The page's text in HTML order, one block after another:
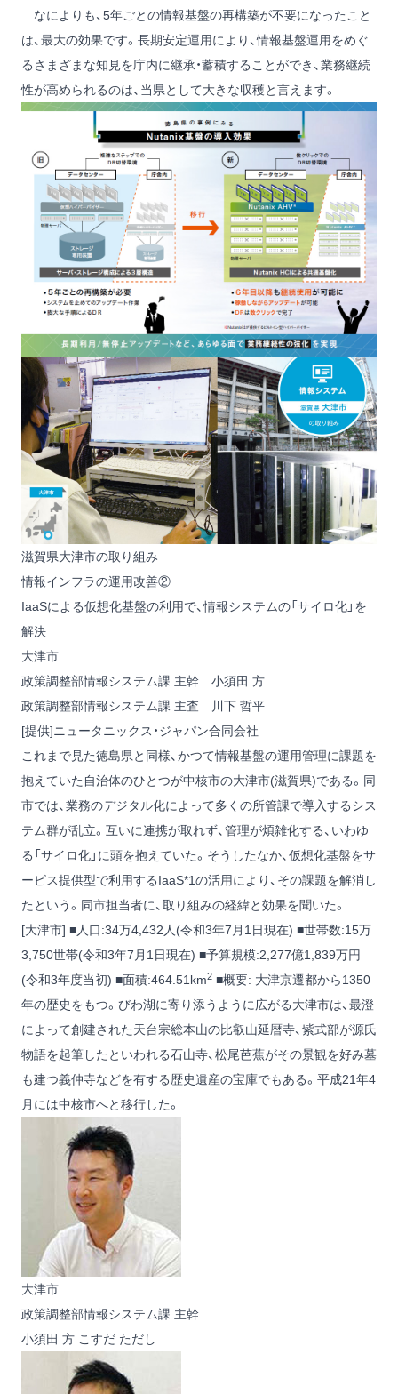
なによりも、5年ごとの情報基盤の再構築が不要になったこと
は、最大の効果です。長期安定運用により、情報基盤運用をめぐ
るさまざまな知見を庁内に継承・蓄積することができ、業務継続
性が高められるのは、当県として大きな収穫と言えます。
滋賀県大津市の取り組み
情報インフラの運用改善②
IaaSによる仮想化基盤の利用で、情報システムの「サイロ化」を
解決
大津市
政策調整部情報システム課 主幹 小須田 方
政策調整部情報システム課 主査 川下 哲平
[提供]ニュータニックス・ジャパン合同会社
これまで見た徳島県と同様、かつて情報基盤の運用管理に課題を
抱えていた自治体のひとつが中核市の大津市(滋賀県)である。同
市では、業務のデジタル化によって多くの所管課で導入するシス
テム群が乱立。互いに連携が取れず、管理が煩雑化する、いわゆ
る「サイロ化」に頭を抱えていた。そうしたなか、仮想化基盤をサ
ービス提供型で利用するIaaS*1の活用により、その課題を解消し
たという。同市担当者に、取り組みの経緯と効果を聞いた。
[大津市] ■人口:34万4,432人(令和3年7月1日現在) ■世帯数:15万
3,750世帯(令和3年7月1日現在) ■予算規模:2,277億1,839万円
(令和3年度当初) ■面積:464.51km2 ■概要: 大津京遷都から1350
年の歴史をもつ。びわ湖に寄り添うように広がる大津市は、最澄
によって創建された天台宗総本山の比叡山延暦寺、紫式部が源氏
物語を起筆したといわれる石山寺、松尾芭蕉がその景観を好み墓
も建つ義仲寺などを有する歴史遺産の宝庫でもある。平成21年4
月には中核市へと移行した。
大津市
政策調整部情報システム課 主幹
小須田 方 こすだ ただし